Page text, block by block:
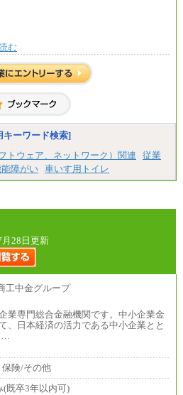
円以上
円以上
通※ 能力・経験・勤務地などにより
給与に変更はございません。
む
キーワード検索]
トウェア、ネットワーク）関連
従業
障がい 車いす用トイレ
月28日更新
業専門総合金融機関です。中小企業金
、日本経済の活力である中小企業とと
…
険/その他
(既卒3年以内可)